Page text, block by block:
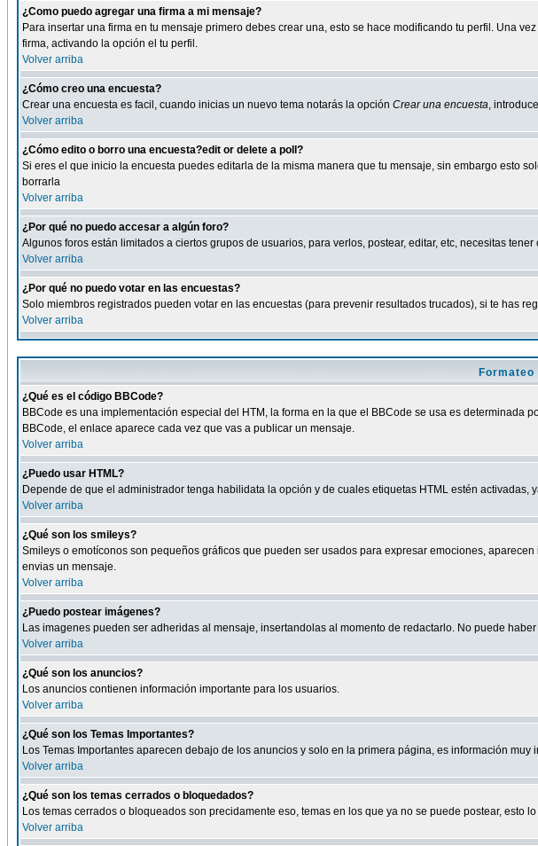
¿Como puedo agregar una firma a mi mensaje?
Para insertar una firma en tu mensaje primero debes crear una, esto se hace modificando tu perfil. Una
firma, activando la opción el tu perfil.
Volver arriba
¿Cómo creo una encuesta?
Crear una encuesta es facil, cuando inicias un nuevo tema notarás la opción Crear una encuesta,
Volver arriba
¿Cómo edito o borro una encuesta?edit or delete a poll?
Si eres el que inicio la encuesta puedes editarla de la misma manera que tu mensaje, sin embargo esto
borrarla
Volver arriba
¿Por qué no puedo accesar a algún foro?
Algunos foros están limitados a ciertos grupos de usuarios, para verlos, postear, editar, etc, necesitas
Volver arriba
¿Por qué no puedo votar en las encuestas?
Solo miembros registrados pueden votar en las encuestas (para prevenir resultados trucados), si te has
Volver arriba
¿Qué es el código BBCode?
BBCode es una implementación especial del HTM, la forma en la que el BBCode se usa es determinada
BBCode, el enlace aparece cada vez que vas a publicar un mensaje.
Volver arriba
¿Puedo usar HTML?
Depende de que el administrador tenga habilidata la opción y de cuales etiquetas HTML estén
Volver arriba
¿Qué son los smileys?
Smileys o emotíconos son pequeños gráficos que pueden ser usados para expresar emociones,
envias un mensaje.
Volver arriba
¿Puedo postear imágenes?
Las imagenes pueden ser adheridas al mensaje, insertandolas al momento de redactarlo. No puede
Volver arriba
¿Qué son los anuncios?
Los anuncios contienen información importante para los usuarios.
Volver arriba
¿Qué son los Temas Importantes?
Los Temas Importantes aparecen debajo de los anuncios y solo en la primera página, es información muy
Volver arriba
¿Qué son los temas cerrados o bloquedados?
Los temas cerrados o bloqueados son precidamente eso, temas en los que ya no se puede postear, esto
Volver arriba